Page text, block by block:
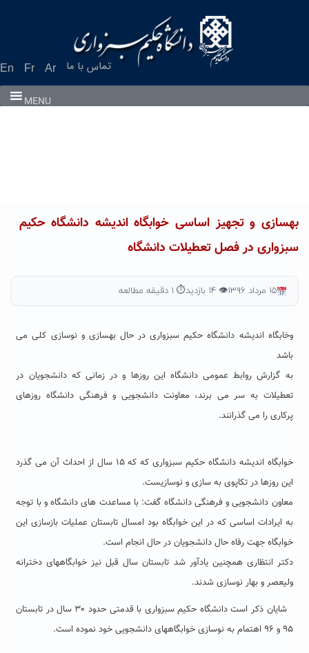
En Fr Ar تماس با ما
MENU
بهسازی و تجهیز اساسی خوابگاه اندیشه دانشگاه حکیم
سبزواری در فصل تعطیلات دانشگاه
۱۵ مرداد ۱۳۹۶ 👁 ۱۴ بازدید ⏱ ۱ دقیقه مطالعه
وخابگاه اندیشه دانشگاه حکیم سبزواری در حال بهسازی و نوسازی کلی می
باشد
به گزارش روابط عمومی دانشگاه این روزها و در زمانی که دانشجویان در
تعطیلات به سر می برند، معاونت دانشجویی و فرهنگی دانشگاه روزهای
پرکاری را می گذرانند.
خوابگاه اندیشه دانشگاه حکیم سبزواری که که ١۵ سال از احداث آن می گذرد
این روزها در تکاپوی به سازی و نوسازیست.
معاون دانشجویی و فرهنگی دانشگاه گفت: با مساعدت های دانشگاه و با توجه
به ایرادات اساسی که در این خوابگاه بود امسال تابستان عملیات بازسازی این
خوابگاه جهت رفاه حال دانشجویان در حال انجام است.
دکتر انتظاری همچنین یادآور شد تابستان سال قبل نیز خوابگاههای دخترانه
ولیعصر و بهار نوسازی شدند.
شایان ذکر است دانشگاه حکیم سبزواری با قدمتی حدود ٣٠ سال در تابستان
٩۵ و ٩۶ اهتمام به نوسازی خوابگاههای دانشجویی خود نموده است.